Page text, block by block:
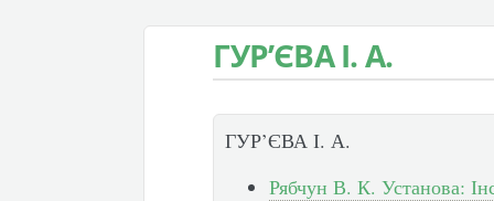
ГУР’ЄВА І. А.
ГУР’ЄВА І. А.
Рябчун В. К. Установа: